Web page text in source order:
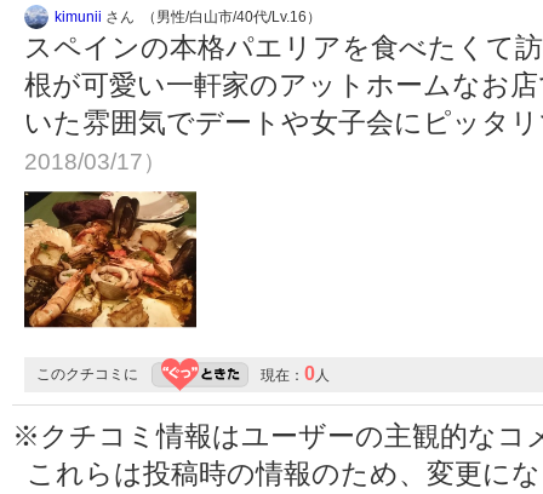
kimunii さん （男性/白山市/40代/Lv.16）
スペインの本格パエリアを食べたくて
根が可愛い一軒家のアットホームなお
いた雰囲気でデートや女子会にピッタ
2018/03/17）
このクチコミに 現在： 0人
※クチコミ情報はユーザーの主観的なコ
これらは投稿時の情報のため、変更に